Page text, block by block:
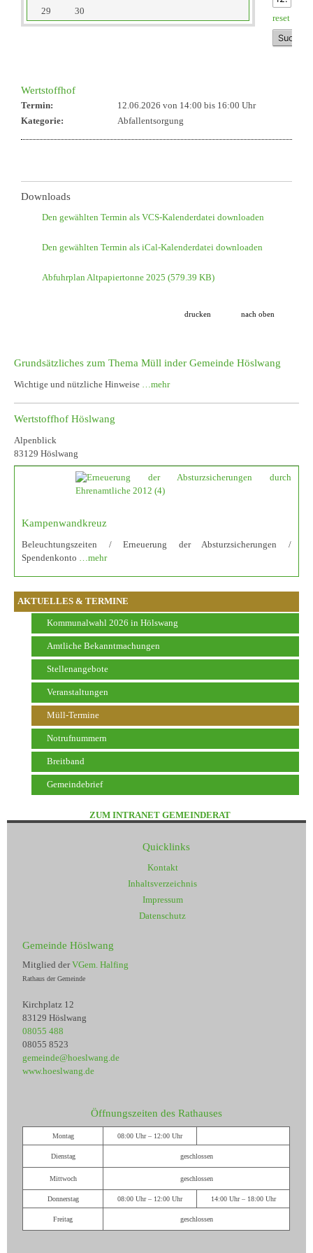
AKTUELLES & TERMINE
Kommunalwahl 2026 in Hölswang
Amtliche Bekanntmachungen
Stellenangebote
Veranstaltungen
Müll-Termine
Notrufnummern
Breitband
Gemeindebrief
29
30
reset
Wertstoffhof
Termin: 12.06.2026 von 14:00 bis 16:00 Uhr
Kategorie:
Abfallentsorgung
Downloads
Den gewählten Termin als VCS-Kalenderdatei downloaden
Den gewählten Termin als iCal-Kalenderdatei downloaden
Abfuhrplan Altpapiertonne 2025 (579.39 KB)
drucken nach oben
Grundsätzliches zum Thema Müll inder Gemeinde Höslwang
Wichtige und nützliche Hinweise …mehr
Wertstoffhof Höslwang
Alpenblick
83129 Höslwang
Kampenwandkreuz
Beleuchtungszeiten / Erneuerung der Absturzsicherungen /
Spendenkonto …mehr
ZUM INTRANET GEMEINDERAT
Quicklinks
Kontakt
Inhaltsverzeichnis
Impressum
Datenschutz
Gemeinde Höslwang
Mitglied derVGem. Halfing
Rathaus der Gemeinde
Kirchplatz 12
83129 Höslwang
08055 488
08055 8523
gemeinde@hoeslwang.de
www.hoeslwang.de
Öffnungszeiten des Rathauses
Montag 08:00 Uhr – 12:00 Uhr
Dienstag geschlossen
Mittwoch geschlossen
Donnerstag 08:00 Uhr – 12:00 Uhr 14:00 Uhr – 18:00 Uhr
Freitag geschlossen